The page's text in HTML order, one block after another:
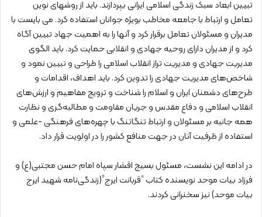
تبیین ابعاد سبک زندگی اسلامی ایرانی بپردازند. باید از روشهای نوین
تعامل و ارتباط با جامعه مخاطب بویژه جوانان استفاده کرد. می بایست با
مدیران و مسئولان تعامل برقرار کرد و آنها را به اهمیت جهاد تبیین آگاه
کرد و از مدیران دارای روحیه جهادی و انقلابی حمایت کرد. باید الگوی
مدیریت جهادی و مدیریت تراز انقلاب اسلامی را طراحی و تبیین نمود و
شاخص‌های مدیریت جهادی را تدوین کرد. باید اهداف، اقدامات و
طرح‌های دشمنان ایران و اسلام را شناخت و ترویج مفاهیم و ارزش‌های
انقلاب اسلامی و دفاع مقدس و جریان مقاومت و مطالبه‌گری و نظارت
همه جانبه بر مسئولان و ارتباط تنگاتنگ با چهره‌های فرهنگی -علمی و
استفاده از ظرفیت آنان در جهت منافع کشور را در اولویت قرار داد.
در ادامه این نشست، مسئول بسیج اقشار سپاه امام حسن مجتبی(ع) و
فرزاد بیات موحد نویسنده کتاب “قربانت ایرج”(زندگی‌نامه شهید ایرج
بیات موحد) نیز سخنرانی کردند.